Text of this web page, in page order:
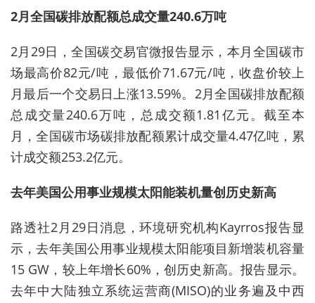
2月全国碳排放配额总成交量240.6万吨
2月29日，全国碳交易官微报告显示，本月全国碳市
场最高价82元/吨，最低价71.67元/吨，收盘价较上
月最后一个交易日上涨13.59%。2月全国碳排放配额
总成交量240.6万吨，总成交额1.81亿元。截至本
月，全国碳市场碳排放配额累计成交量4.47亿吨，累
计成交额253.2亿元。
去年美国公用事业规模太阳能装机量创历史新高
路透社2月29日消息，环境研究机构Kayrros报告显
示，去年美国公用事业规模太阳能项目新增装机容量
15 GW，较上年增长60%，创历史新高。报告显示。
去年中大陆独立系统运营商(MISO)的业务遍及中西